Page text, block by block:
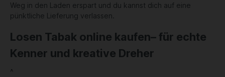
Weg in den Laden erspart und du kannst dich auf eine
pünktliche Lieferung verlassen.
Losen Tabak online kaufen– für echte
Kenner und kreative Dreher
^